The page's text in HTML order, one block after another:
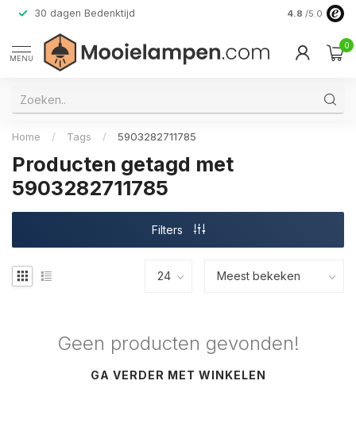
30 dagen Bedenktijd Verzending
4.8 /5.0
MENU
0
Home / Tags / 5903282711785
Producten getagd met
5903282711785
Filters
Geen producten gevonden!
GA VERDER MET WINKELEN